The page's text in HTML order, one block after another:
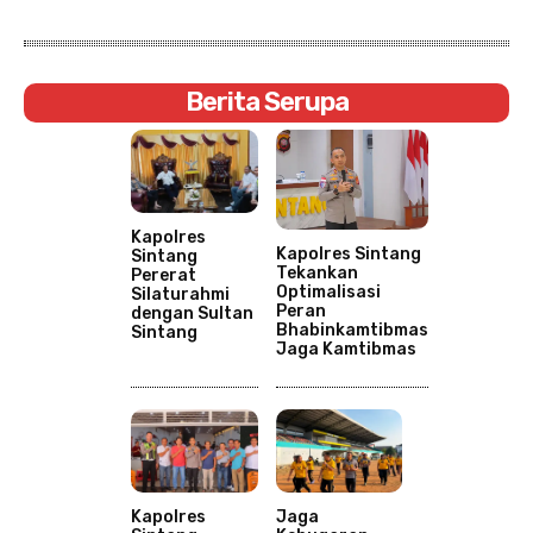
Berita Serupa
Kapolres
Sintang
Pererat
Silaturahmi
dengan Sultan
Sintang
Kapolres Sintang
Tekankan
Optimalisasi
Peran
Bhabinkamtibmas
Jaga Kamtibmas
Kapolres
Jaga